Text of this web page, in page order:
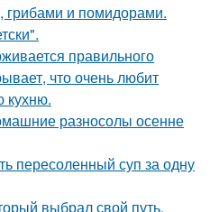
грибами и помидорами.
правильного
что очень любит
разносолы осенне
пересоленный суп за одну
выбрал свой путь.